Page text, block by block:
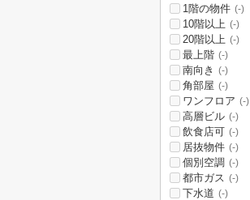
1階の物件 (-)
10階以上 (-)
20階以上 (-)
最上階 (-)
南向き (-)
角部屋 (-)
ワンフロア (-)
高層ビル (-)
飲食店可 (-)
居抜物件 (-)
個別空調 (-)
都市ガス (-)
下水道 (-)